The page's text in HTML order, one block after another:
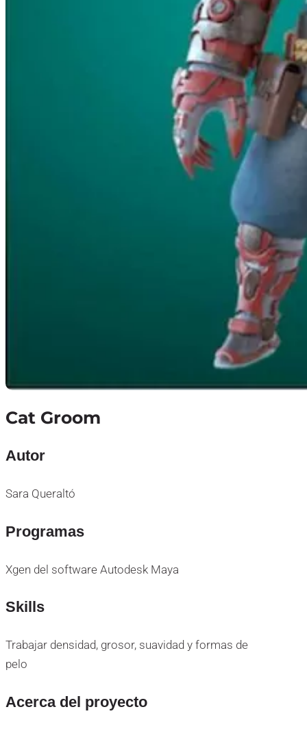
Cat Groom
Autor
Sara Queraltó
Programas
Xgen del software Autodesk Maya
Skills
Trabajar densidad, grosor, suavidad y formas de
pelo
Acerca del proyecto